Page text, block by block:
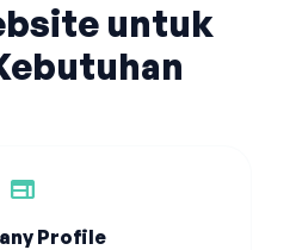
untuk
web
Profile